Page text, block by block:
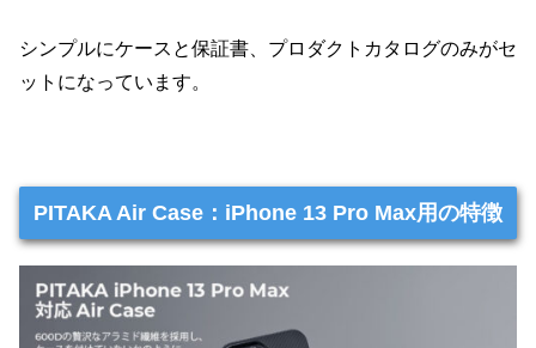
シンプルにケースと保証書、プロダクトカタログのみがセ
ットになっています。
PITAKA Air Case：iPhone 13 Pro Max用の特徴